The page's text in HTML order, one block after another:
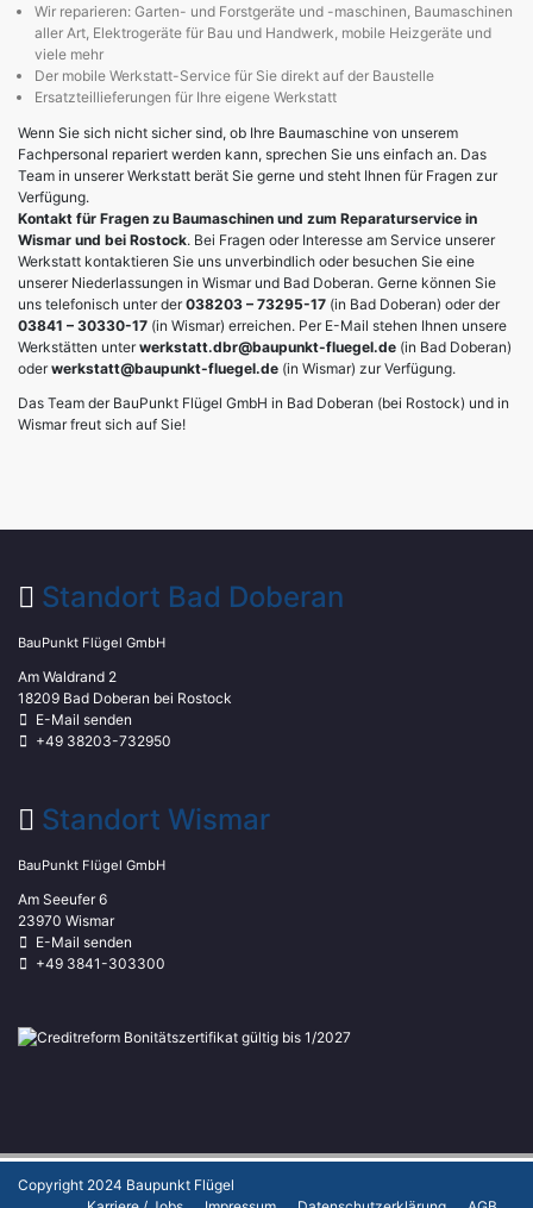
Wir reparieren: Garten- und Forstgeräte und -maschinen, Baumaschinen
aller Art, Elektrogeräte für Bau und Handwerk, mobile Heizgeräte und
viele mehr
Der mobile Werkstatt-Service für Sie direkt auf der Baustelle
Ersatzteillieferungen für Ihre eigene Werkstatt
Wenn Sie sich nicht sicher sind, ob Ihre Baumaschine von unserem
Fachpersonal repariert werden kann, sprechen Sie uns einfach an. Das
Team in unserer Werkstatt berät Sie gerne und steht Ihnen für Fragen zur
Verfügung.
Kontakt für Fragen zu Baumaschinen und zum Reparaturservice in
Wismar und bei Rostock. Bei Fragen oder Interesse am Service unserer
Werkstatt kontaktieren Sie uns unverbindlich oder besuchen Sie eine
unserer Niederlassungen in Wismar und Bad Doberan. Gerne können Sie
uns telefonisch unter der038203 – 73295-17 (in Bad Doberan) oder der
03841 – 30330-17 (in Wismar) erreichen. Per E-Mail stehen Ihnen unsere
Werkstätten unterwerkstatt.dbr@baupunkt-fluegel.de (in Bad Doberan)
oderwerkstatt@baupunkt-fluegel.de (in Wismar) zur Verfügung.
Das Team der BauPunkt Flügel GmbH in Bad Doberan (bei Rostock) und in
Wismar freut sich auf Sie!
Standort Bad Doberan
BauPunkt Flügel GmbH
Am Waldrand 2
18209 Bad Doberan bei Rostock
E-Mail senden
+49 38203-732950
Standort Wismar
BauPunkt Flügel GmbH
Am Seeufer 6
23970 Wismar
E-Mail senden
+49 3841-303300
Copyright 2024 Baupunkt Flügel